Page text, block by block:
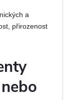
a
přirozenost